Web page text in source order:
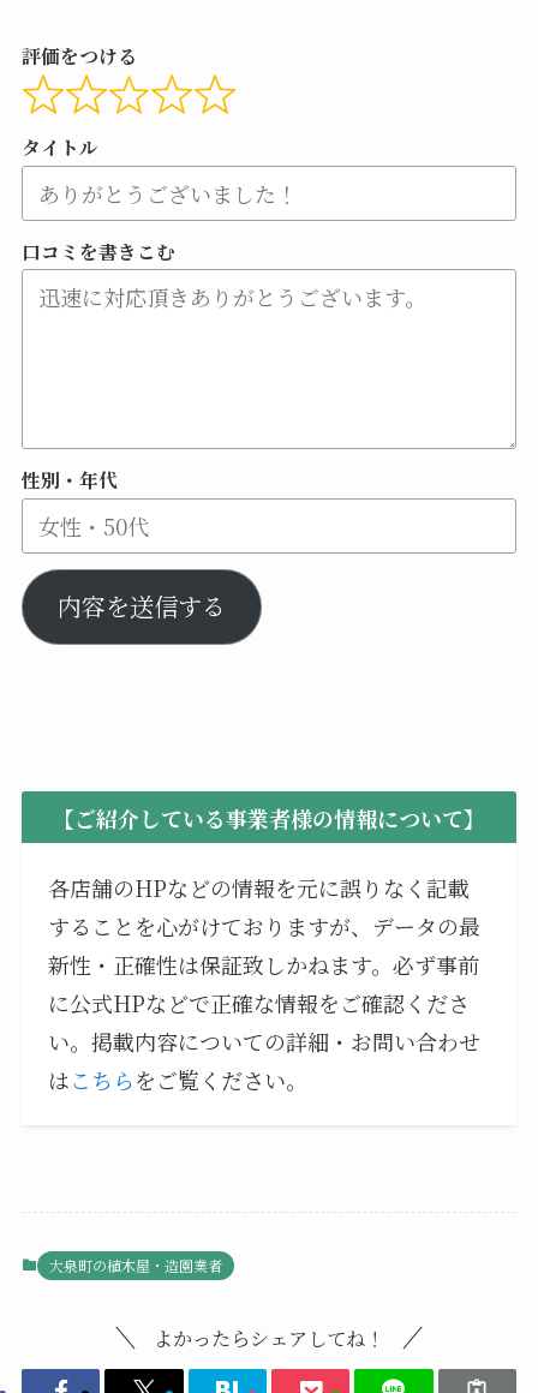
評価をつける
タイトル
口コミを書きこむ
性別・年代
内容を送信する
【ご紹介している事業者様の情報について】
各店舗のHPなどの情報を元に誤りなく記載
することを心がけておりますが、データの最
新性・正確性は保証致しかねます。必ず事前
に公式HPなどで正確な情報をご確認くださ
い。掲載内容についての詳細・お問い合わせ
はこちらをご覧ください。
大泉町の植木屋・造園業者
よかったらシェアしてね！